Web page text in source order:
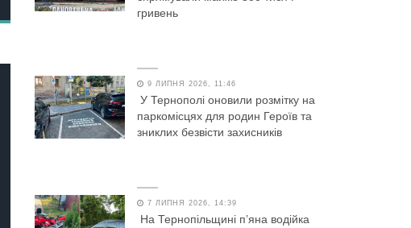
гривень
9 ЛИПНЯ 2026, 11:46
У Тернополі оновили розмітку на
паркомісцях для родин Героїв та
зниклих безвісти захисників
7 ЛИПНЯ 2026, 14:39
На Тернопільщині п’яна водійка